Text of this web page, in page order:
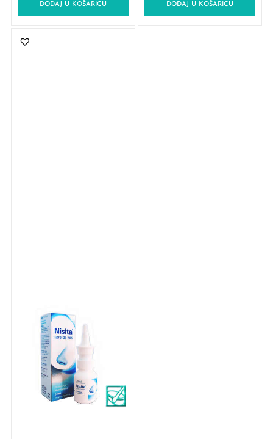
DODAJ U KOŠARICU DODAJ U KOŠARICU